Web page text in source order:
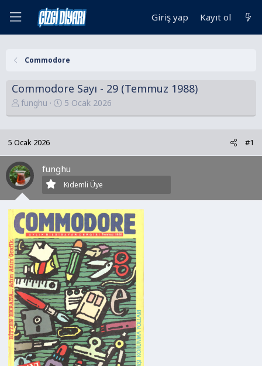
Giriş yap Kayıt ol
Commodore
Commodore Sayı - 29 (Temmuz 1988)
K
o
u
y
u
B
a
l
a
t
a
n
funghu
B
a
a
n
g
ı
t
a
r
i
h
i
5 Ocak 2026
5 Ocak 2026 #1
funghu
Kıdemli Üye